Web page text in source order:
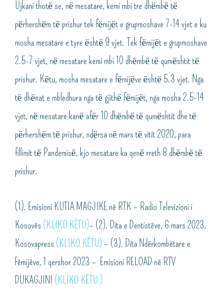
Ujkani thotё se, nё mesatare, kemi mbi tre dhёmbё tё
pёrhershёm tё prishur tek fёmijёt e grupmoshave 7-14 vjet e ku
mosha mesatare e tyre ёshtё 9 vjet. Tek fёmijёt e grupmoshave
2.5-7 vjet, nё mesatare kemi mbi 10 dhёmbё tё qumёshtit tё
prishur. Kёtu, mosha mesatare e fёmijёve ёshtё 5.3 vjet. Nga
tё dhёnat e mbledhura nga tё gjithё fёmijёt, nga mosha 2.5-14
vjet, nё mesatare kanё afёr 10 dhёmbё tё qumёshtit dhe tё
pёrhershёm tё prishur, ndёrsa nё mars tё vitit 2020, para
fillimit tё Pandemisё, kjo mesatare ka qenё rreth 8 dhёmbё tё
prishur.
(1). Emisioni KUTIA MAGJIKE në RTK – Radio Televizioni i
Kosovës (KLIKO KËTU)– (2). Dita e Dentistëve, 6 mars 2023,
Kosovapress (KLIKO KËTU) – (3). Dita Ndërkombëtare e
Fëmijëve, 1 qershor 2023 – Emisioni RELOAD në RTV
DUKAGJINI (KLIKO KËTU )